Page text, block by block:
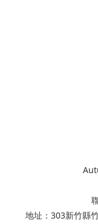
地址：303新竹縣